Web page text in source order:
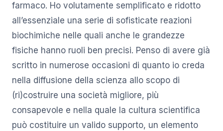
farmaco. Ho volutamente semplificato e ridotto
all’essenziale una serie di sofisticate reazioni
biochimiche nelle quali anche le grandezze
fisiche hanno ruoli ben precisi. Penso di avere già
scritto in numerose occasioni di quanto io creda
nella diffusione della scienza allo scopo di
(ri)costruire una società migliore, più
consapevole e nella quale la cultura scientifica
può costituire un valido supporto, un elemento